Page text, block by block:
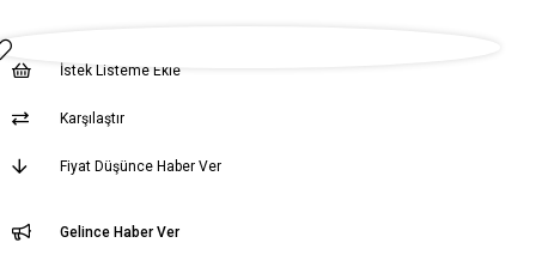
İstek Listeme Ekle
Karşılaştır
Fiyat Düşünce Haber Ver
Gelince Haber Ver